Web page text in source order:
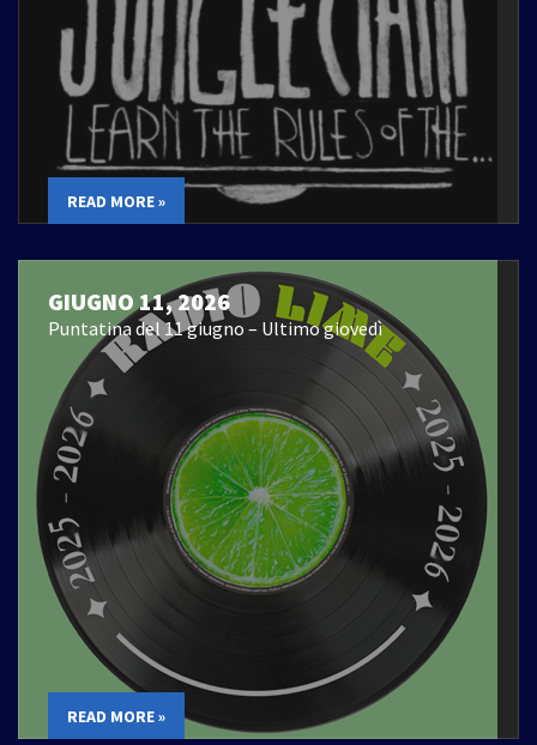
READ MORE »
GIUGNO 11, 2026
Puntatina del 11 giugno – Ultimo giovedì
READ MORE »